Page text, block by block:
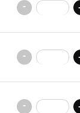
-
-
-